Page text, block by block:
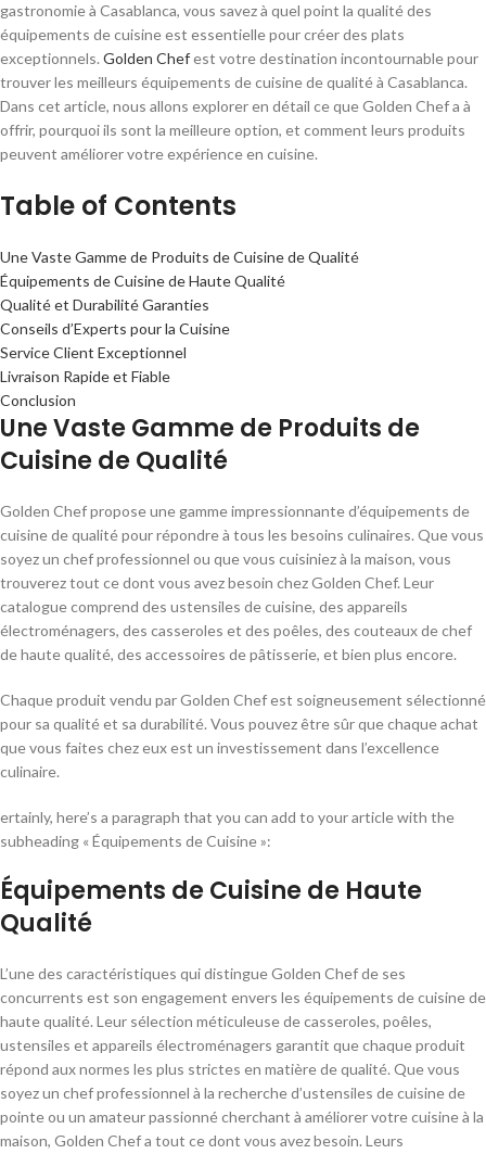
gastronomie à Casablanca, vous savez à quel point la qualité des
équipements de cuisine est essentielle pour créer des plats
exceptionnels. Golden Chefest votre destination incontournable pour
trouver les meilleurs équipements de cuisine de qualité à Casablanca.
Dans cet article, nous allons explorer en détail ce que Golden Chef a à
offrir, pourquoi ils sont la meilleure option, et comment leurs produits
peuvent améliorer votre expérience en cuisine.
Table of Contents
Une Vaste Gamme de Produits de Cuisine de Qualité
Équipements de Cuisine de Haute Qualité
Qualité et Durabilité Garanties
Conseils d’Experts pour la Cuisine
Service Client Exceptionnel
Livraison Rapide et Fiable
Conclusion
Une Vaste Gamme de Produits de
Cuisine de Qualité
Golden Chef propose une gamme impressionnante d’équipements de
cuisine de qualité pour répondre à tous les besoins culinaires. Que vous
soyez un chef professionnel ou que vous cuisiniez à la maison, vous
trouverez tout ce dont vous avez besoin chez Golden Chef. Leur
catalogue comprend des ustensiles de cuisine, des appareils
électroménagers, des casseroles et des poêles, des couteaux de chef
de haute qualité, des accessoires de pâtisserie, et bien plus encore.
Chaque produit vendu par Golden Chef est soigneusement sélectionné
pour sa qualité et sa durabilité. Vous pouvez être sûr que chaque achat
que vous faites chez eux est un investissement dans l’excellence
culinaire.
ertainly, here’s a paragraph that you can add to your article with the
subheading « Équipements de Cuisine »:
Équipements de Cuisine de Haute
Qualité
L’une des caractéristiques qui distingue Golden Chef de ses
concurrents est son engagement envers les équipements de cuisine de
haute qualité. Leur sélection méticuleuse de casseroles, poêles,
ustensiles et appareils électroménagers garantit que chaque produit
répond aux normes les plus strictes en matière de qualité. Que vous
soyez un chef professionnel à la recherche d’ustensiles de cuisine de
pointe ou un amateur passionné cherchant à améliorer votre cuisine à la
maison, Golden Chef a tout ce dont vous avez besoin. Leurs